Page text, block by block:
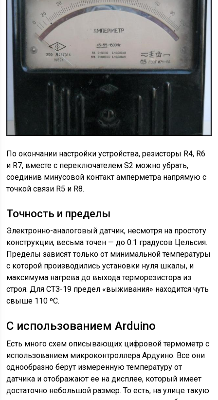
По окончании настройки устройства, резисторы R4, R6
и R7, вместе с переключателем S2 можно убрать,
соединив минусовой контакт амперметра напрямую с
точкой связи R5 и R8.
Точность и пределы
Электронно-аналоговый датчик, несмотря на простоту
конструкции, весьма точен — до 0.1 градусов Цельсия.
Пределы зависят только от минимальной температуры
с которой производились установки нуля шкалы, и
максимума нагрева до выхода терморезистора из
строя. Для СТЗ-19 предел «выживания» находится чуть
свыше 110 ºC.
С использованием Arduino
Есть много схем описывающих цифровой термометр с
использованием микроконтроллера Ардуино. Все они
однообразно берут измеренную температуру от
датчика и отображают ее на дисплее, который имеет
достаточно небольшой размер. То есть, на улице такую